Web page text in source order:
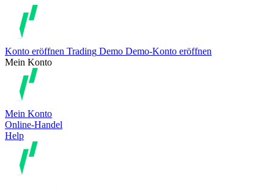
Konto eröffnen Trading Demo Demo-Konto eröffnen
Mein Konto
Mein Konto
Online-Handel
Help